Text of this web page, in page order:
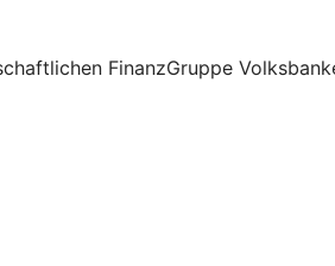
FinanzGruppe